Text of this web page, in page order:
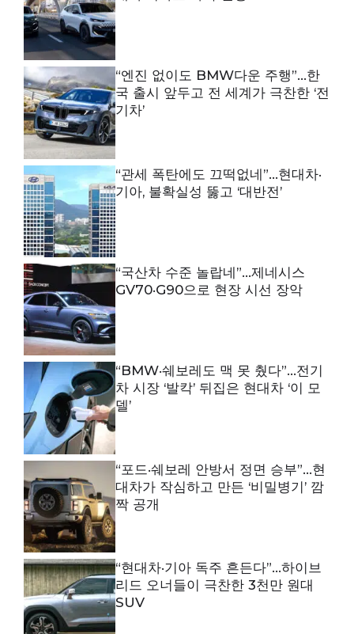
“엔진 없이도 BMW다운 주행”…한
국 출시 앞두고 전 세계가 극찬한 ‘전
기차’
“관세 폭탄에도 끄떡없네”…현대차·
기아, 불확실성 뚫고 ‘대반전’
“국산차 수준 놀랍네”…제네시스
GV70·G90으로 현장 시선 장악
“BMW·쉐보레도 맥 못 췄다”…전기
차 시장 ‘발칵’ 뒤집은 현대차 ‘이 모
델’
“포드·쉐보레 안방서 정면 승부”…현
대차가 작심하고 만든 ‘비밀병기’ 깜
짝 공개
“현대차·기아 독주 흔든다”…하이브
리드 오너들이 극찬한 3천만 원대
SUV